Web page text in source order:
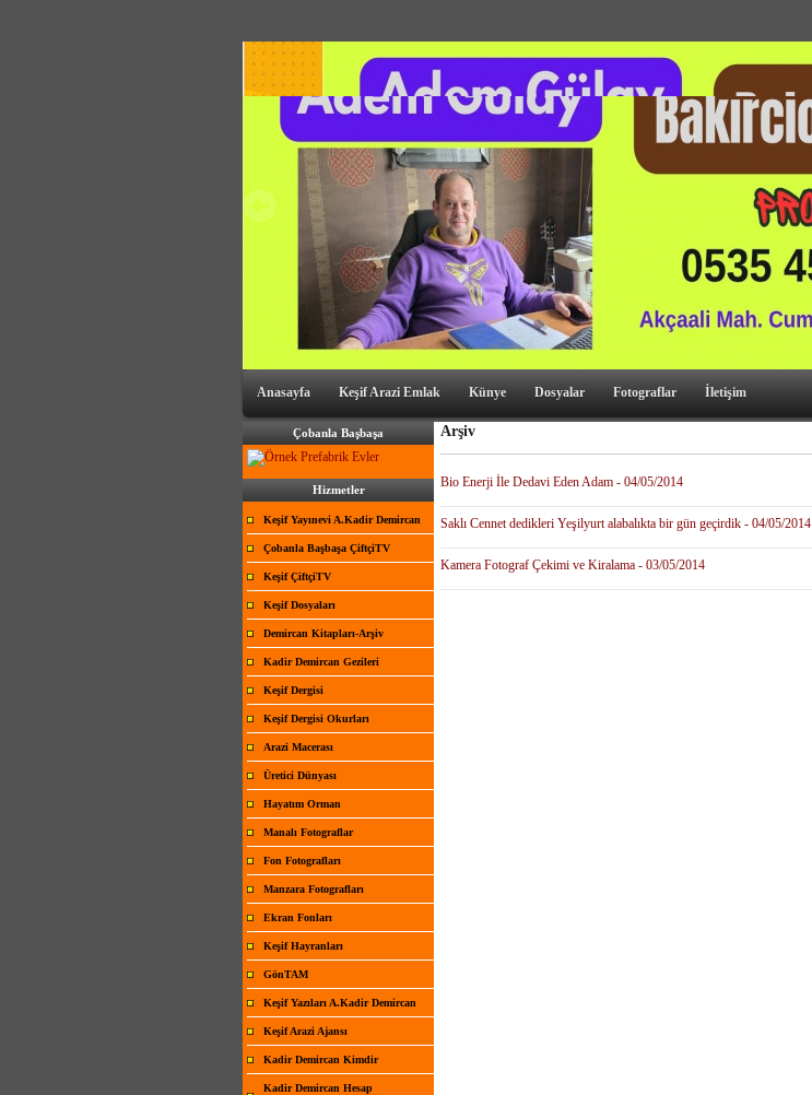
Anasayfa Keşif Arazi Emlak Künye Dosyalar Fotograflar İletişim
Çobanla Başbaşa
Hizmetler
Keşif Yayınevi A.Kadir Demircan
Çobanla Başbaşa ÇiftçiTV
Keşif ÇiftçiTV
Keşif Dosyaları
Demircan Kitapları-Arşiv
Kadir Demircan Gezileri
Keşif Dergisi
Keşif Dergisi Okurları
Arazi Macerası
Üretici Dünyası
Hayatım Orman
Manalı Fotograflar
Fon Fotografları
Manzara Fotografları
Ekran Fonları
Keşif Hayranları
GönTAM
Keşif Yazıları A.Kadir Demircan
Keşif Arazi Ajansı
Kadir Demircan Kimdir
Kadir Demircan Hesap
Arşiv
Bio Enerji İle Dedavi Eden Adam - 04/05/2014
Saklı Cennet dedikleri Yeşilyurt alabalıkta bir gün geçirdik - 04/05/2014
Kamera Fotograf Çekimi ve Kiralama - 03/05/2014